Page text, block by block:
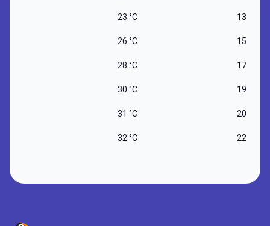
23 °C 13 °C
26 °C 15 °C
28 °C 17 °C
30 °C 19 °C
31 °C 20 °C
32 °C 22 °C